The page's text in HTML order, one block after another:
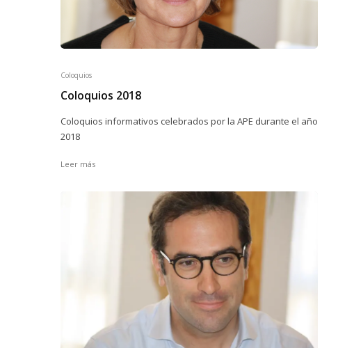
Coloquios
Coloquios 2018
Coloquios informativos celebrados por la APE durante el año
2018
Leer más